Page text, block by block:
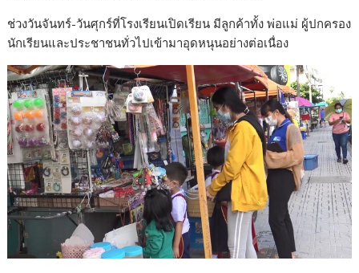
ช่วงวันจันทร์-วันศุกร์ที่โรงเรียนเปิดเรียน มีลูกค้าทั้ง พ่อแม่ ผู้ปกครอง
นักเรียนและประชาชนทั่วไปเข้ามาอุดหนุนอย่างต่อเนื่อง